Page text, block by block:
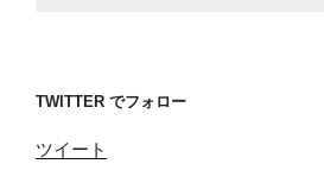
TWITTER でフォロー
ツイート